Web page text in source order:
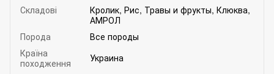
Складові
Кролик, Рис, Травы и фрукты, Клюква,
АМРОЛ
Порода
Все породы
Країна
походження
Украина